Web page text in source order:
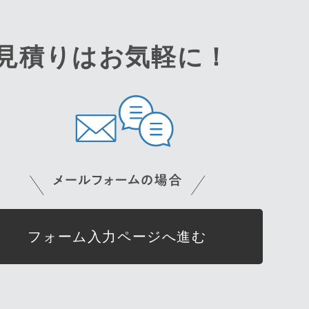
積りはお気軽に！
フォーム入力ページへ進む